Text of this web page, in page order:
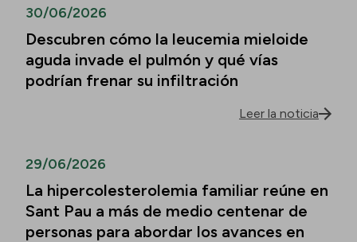
30/06/2026
Descubren cómo la leucemia mieloide
aguda invade el pulmón y qué vías
podrían frenar su infiltración
Leer la noticia
29/06/2026
La hipercolesterolemia familiar reúne en
Sant Pau a más de medio centenar de
personas para abordar los avances en